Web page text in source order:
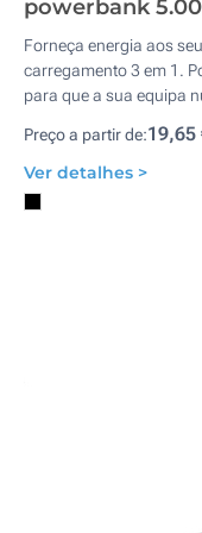
powerbank
Forneça energia aos
carregamento 3 em 1.
para que a sua equipa
Preço a partir de:19,65
Ver detalhes >